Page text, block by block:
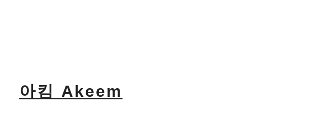
아킴 Akeem